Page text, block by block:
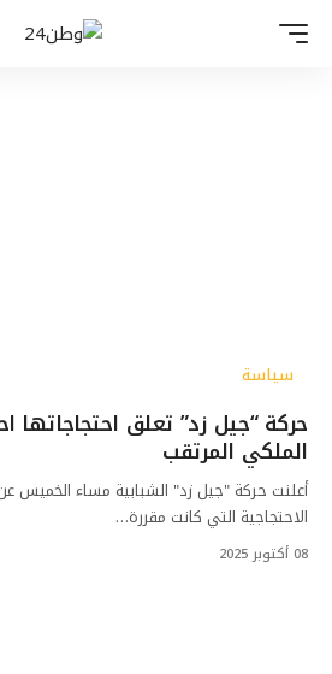
سياسة
حركة “جيل زد” تعلق احتجاجاتها
الملكي المرتقب
أعلنت حركة "جيل زد" الشبابية مساء الخميس
الاحتجاجية التي كانت مقررة…
08 أكتوبر 2025